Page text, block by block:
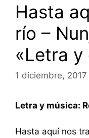
Hasta
río –
«Letra y
1 diciembre, 2017
Letra y música:
Hasta aquí nos